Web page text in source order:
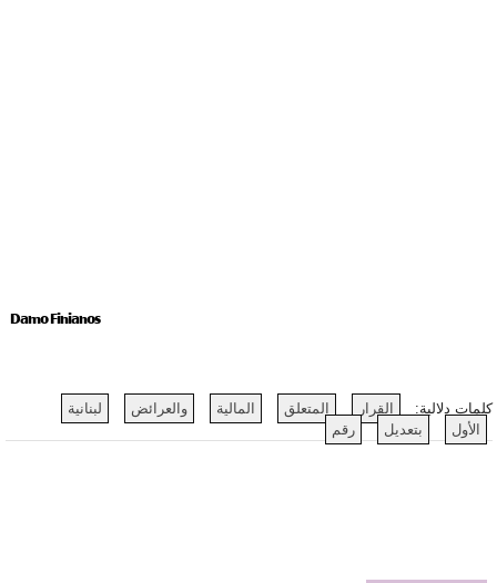
Damo Finianos
كلمات دلالية: القرار المتعلق المالية والعرائض
لبنانية
الأول
بتعديل رقم